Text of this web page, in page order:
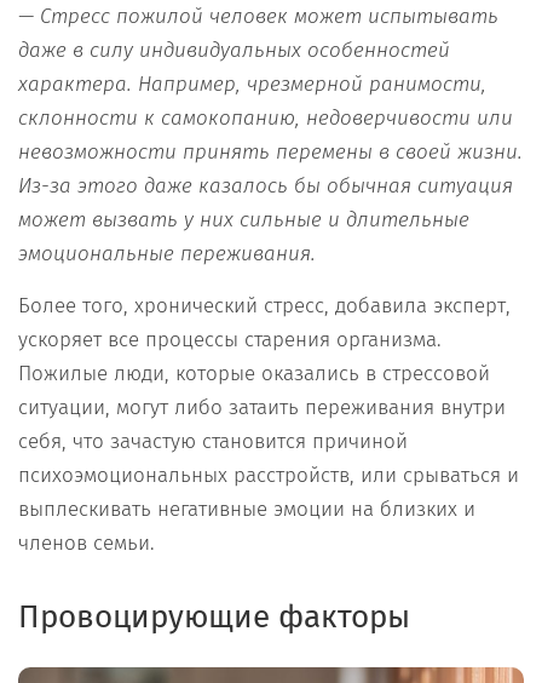
— Стресс пожилой человек может испытывать
даже в силу индивидуальных особенностей
характера. Например, чрезмерной ранимости,
склонности к самокопанию, недоверчивости или
невозможности принять перемены в своей жизни.
Из-за этого даже казалось бы обычная ситуация
может вызвать у них сильные и длительные
эмоциональные переживания.
Более того, хронический стресс, добавила эксперт,
ускоряет все процессы старения организма.
Пожилые люди, которые оказались в стрессовой
ситуации, могут либо затаить переживания внутри
себя, что зачастую становится причиной
психоэмоциональных расстройств, или срываться и
выплескивать негативные эмоции на близких и
членов семьи.
Провоцирующие факторы